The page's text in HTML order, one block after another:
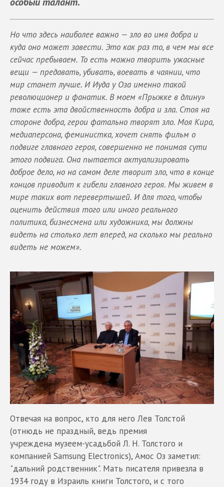
Но что здесь наиболее важно — зло во имя добра и
куда оно может завести. Это как раз то, в чем мы все
сейчас пребываем. То есть можно творить ужасные
вещи — предавать, убивать, воевать в чаянии, что
мир станет лучше. И Иуда у Оза именно такой
революционер и фанатик. В моем «Прыжке в длину»
тоже есть эта двойственность добра и зла. Стоя на
стороне добра, герои фатально творят зло. Моя Кира,
медиаперсона, феминистка, хочет снять фильм о
подвиге главного героя, совершенно не понимая сути
этого подвига. Она пытается актуализировать
доброе дело, но на самом деле творит зло, что в конце
концов приводит к гибели главного героя. Мы живем в
мире таких вот перевертышей. И для того, чтобы
оценить действия того или иного реального
политика, бизнесмена или художника, мы должны
видеть на столько лет вперед, на сколько мы реально
видеть не можем».
Отвечая на вопрос, кто для него Лев Толстой
(отнюдь не праздный, ведь премия
учреждена музеем-усадьбой Л. Н. Толстого и
компанией Samsung Electronics), Амос Оз заметил:
"дальний родственник". Мать писателя привезла в
1934 году в Израиль книги Толстого, и с того